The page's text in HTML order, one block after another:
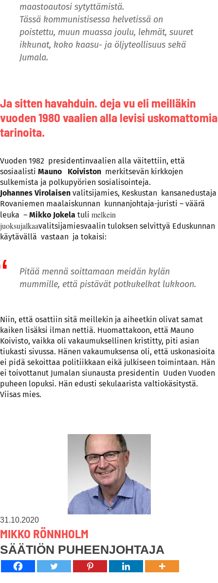
maastoautosi sytyttämistä.
Tässä kommunistisessa helvetissä on
poistettu, muun muassa joulu, lehmät, suuret
ikkunat, koko kaasu- ja öljyteollisuus sekä
Jumala.
Ja sitten havahduin. deja vu eli meilläkin
vuoden 1980 vaalien alla levisi uskomattomia
tarinoita.
Vuoden 1982 presidentinvaalien alla väitettiin, että
sosiaalisti Mauno Koiviston merkitsevän kirkkojen
sulkemista ja polkupyörien sosialisointeja.
Johannes Virolaisen valitsijamies, Keskustan kansanedustaja
Rovaniemen maalaiskunnan kunnanjohtaja-juristi – väärä
leuka – Mikko Jokela tuli melkein
juoksujalkaavalitsijamiesvaalin tuloksen selvittyä Eduskunnan
käytävällä vastaan ja tokaisi:
Pitää mennä soittamaan meidän kylän
mummille, että pistävät potkukelkat lukkoon.
Niin, että osattiin sitä meillekin ja aiheetkin olivat samat
kaiken lisäksi ilman nettiä. Huomattakoon, että Mauno
Koivisto, vaikka oli vakaumuksellinen kristitty, piti asian
tiukasti sivussa. Hänen vakaumuksensa oli, että uskonasioita
ei pidä sekoittaa politiikkaan eikä julkiseen toimintaan. Hän
ei toivottanut Jumalan siunausta presidentin Uuden Vuoden
puheen lopuksi. Hän edusti sekulaarista valtiokäsitystä.
Viisas mies.
31.10.2020
MIKKO RÖNNHOLM
SÄÄTIÖN PUHEENJOHTAJA